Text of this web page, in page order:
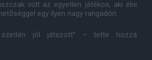
volt az egyetlen játékos, aki élni
egy ilyen nagy rangadón.
szintén jól játszott” – tette hozzá